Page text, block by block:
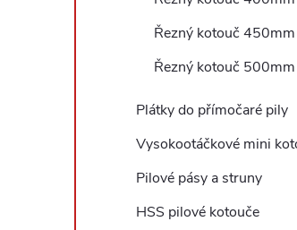
Řezný kotouč 450mm
Řezný kotouč 500mm
Plátky do přímočaré pily
Vysokootáčkové mini
Pilové pásy a struny
HSS pilové kotouče